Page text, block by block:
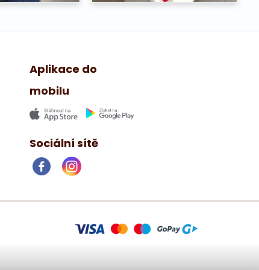
Aplikace do
mobilu
Sociální sítě